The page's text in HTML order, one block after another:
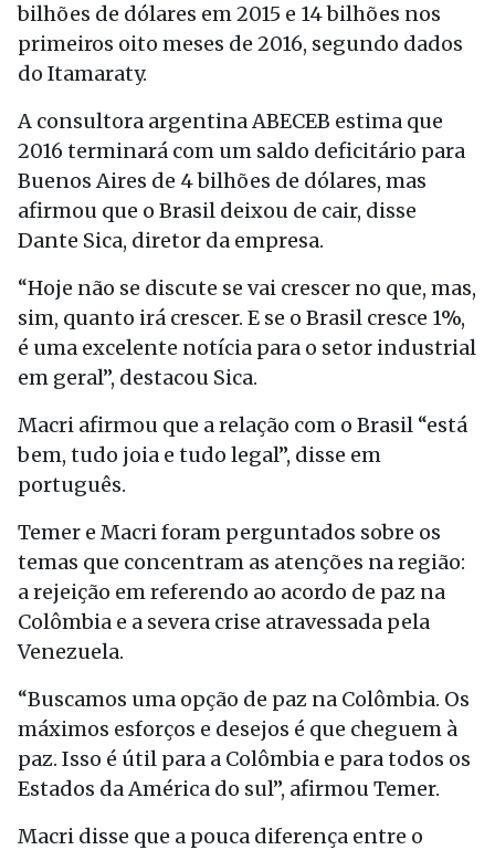
bilhões de dólares em 2015 e 14 bilhões nos
primeiros oito meses de 2016, segundo dados
do Itamaraty.
A consultora argentina ABECEB estima que
2016 terminará com um saldo deficitário para
Buenos Aires de 4 bilhões de dólares, mas
afirmou que o Brasil deixou de cair, disse
Dante Sica, diretor da empresa.
“Hoje não se discute se vai crescer no que, mas,
sim, quanto irá crescer. E se o Brasil cresce 1%,
é uma excelente notícia para o setor industrial
em geral”, destacou Sica.
Macri afirmou que a relação com o Brasil “está
bem, tudo joia e tudo legal”, disse em
português.
Temer e Macri foram perguntados sobre os
temas que concentram as atenções na região:
a rejeição em referendo ao acordo de paz na
Colômbia e a severa crise atravessada pela
Venezuela.
“Buscamos uma opção de paz na Colômbia. Os
máximos esforços e desejos é que cheguem à
paz. Isso é útil para a Colômbia e para todos os
Estados da América do sul”, afirmou Temer.
Macri disse que a pouca diferença entre o